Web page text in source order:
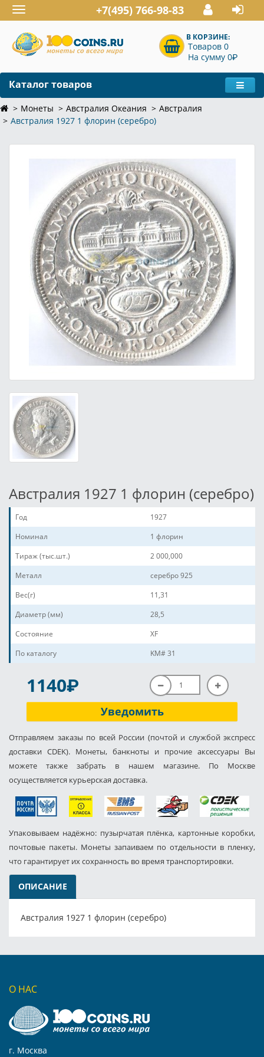
Toggle
navigation
+7(495) 766-98-83
В КОРЗИНЕ:
Товаров 0
На сумму 0P
Каталог товаров
Монеты Австралия Океания
Австралия
Австралия 1927 1 флорин (серебро)
Австралия 1927 1 флорин (серебро)
Год
1927
Номинал
1 флорин
Тираж (тыс.шт.)
2 000,000
Металл
серебро 925
Вес(г)
11,31
Диаметр (мм)
28,5
Состояние
XF
По каталогу
KM# 31
1140P
Уведомить
Отправляем заказы по всей России (почтой и службой экспресс
доставки CDEK). Монеты, банкноты и прочие аксессуары Вы
можете также забрать в нашем магазине. По Москве
осуществляется курьерская доставка.
Упаковываем надёжно: пузырчатая плёнка, картонные коробки,
почтовые пакеты. Монеты запаиваем по отдельности в пленку,
что гарантирует их сохранность во время транспортировки.
ОПИСАНИЕ
Австралия 1927 1 флорин (серебро)
О НАС
г. Москва